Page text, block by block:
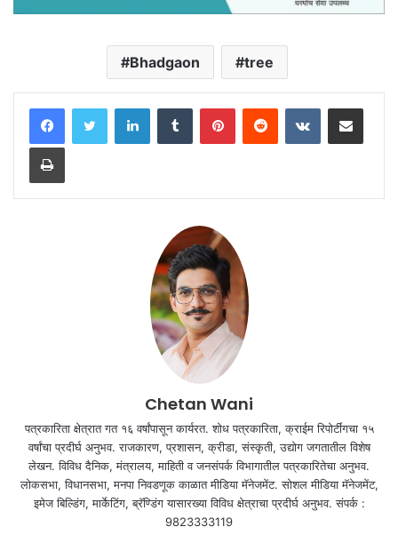
Bhadgaon tree
LinkedInTumblr PinterestReddit VKontakteShare via Email
Print
Chetan Wani
पत्रकारिता क्षेत्रात गत १६ वर्षांपासून कार्यरत. शोध पत्रकारिता, क्राईम रिपोर्टींगचा १५
वर्षांचा प्रदीर्घ अनुभव. राजकारण, प्रशासन, क्रीडा, संस्कृती, उद्योग जगतातील विशेष
लेखन. विविध दैनिक, मंत्रालय, माहिती व जनसंपर्क विभागातील पत्रकारितेचा अनुभव.
लोकसभा, विधानसभा, मनपा निवडणूक काळात मीडिया मॅनेजमेंट. सोशल मीडिया मॅनेजमेंट,
इमेज बिल्डिंग, मार्केटिंग, ब्रॅण्डिंग यासारख्या विविध क्षेत्राचा प्रदीर्घ अनुभव. संपर्क :
9823333119